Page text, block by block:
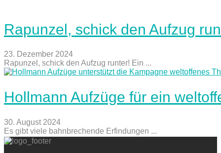
Rapunzel, schick den Aufzug
23. Dezember 2024
Rapunzel, schick den Aufzug runter! Ein ...
Hollmann Aufzüge für ein
30. August 2024
Es gibt viele bahnbrechende Erfindungen ...